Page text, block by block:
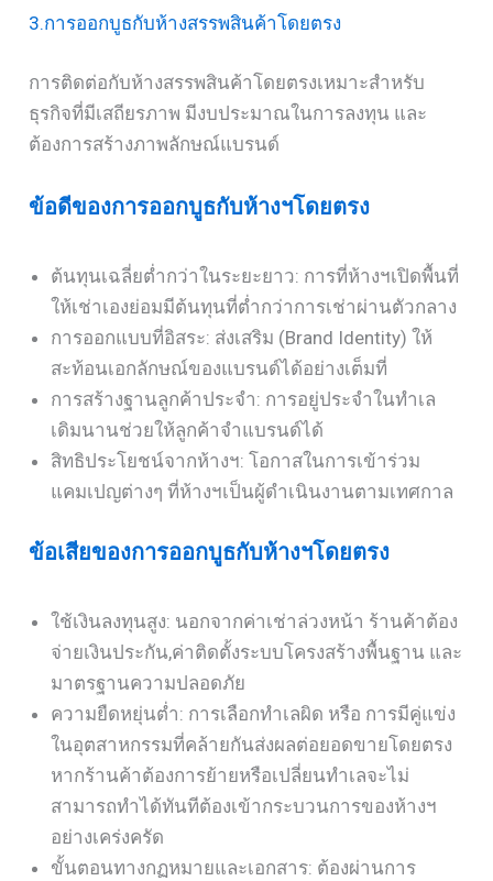
3.การออกบูธกับห้างสรรพสินค้าโดยตรง
การติดต่อกับห้างสรรพสินค้าโดยตรงเหมาะสำหรับ
ธุรกิจที่มีเสถียรภาพ มีงบประมาณในการลงทุน และ
ต้องการสร้างภาพลักษณ์แบรนด์
ข้อดีของการออกบูธกับห้างฯโดยตรง
ต้นทุนเฉลี่ยต่ำกว่าในระยะยาว: การที่ห้างฯเปิดพื้นที่
ให้เช่าเองย่อมมีต้นทุนที่ต่ำกว่าการเช่าผ่านตัวกลาง
การออกแบบที่อิสระ: ส่งเสริม (Brand Identity) ให้
สะท้อนเอกลักษณ์ของแบรนด์ได้อย่างเต็มที่
การสร้างฐานลูกค้าประจำ: การอยู่ประจำในทำเล
เดิมนานช่วยให้ลูกค้าจำแบรนด์ได้
สิทธิประโยชน์จากห้างฯ: โอกาสในการเข้าร่วม
แคมเปญต่างๆ ที่ห้างฯเป็นผู้ดำเนินงานตามเทศกาล
ข้อเสียของการออกบูธกับห้างฯโดยตรง
ใช้เงินลงทุนสูง: นอกจากค่าเช่าล่วงหน้า ร้านค้าต้อง
จ่ายเงินประกัน,ค่าติดตั้งระบบโครงสร้างพื้นฐาน และ
มาตรฐานความปลอดภัย
ความยืดหยุ่นต่ำ: การเลือกทำเลผิด หรือ การมีคู่แข่ง
ในอุตสาหกรรมที่คล้ายกันส่งผลต่อยอดขายโดยตรง
หากร้านค้าต้องการย้ายหรือเปลี่ยนทำเลจะไม่
สามารถทำได้ทันทีต้องเข้ากระบวนการของห้างฯ
อย่างเคร่งครัด
ขั้นตอนทางกฏหมายและเอกสาร: ต้องผ่านการ